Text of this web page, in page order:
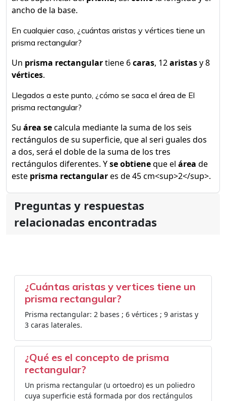
ancho de la base.
En cualquier caso, ¿cuántas aristas y vértices tiene un
prisma rectangular?
Un prisma rectangulartiene 6caras, 12aristasy 8
vértices.
Llegados a este punto, ¿cómo se saca el área de El
prisma rectangular?
Su área secalcula mediante la suma de los seis
rectángulos de su superficie, que al seri guales dos
a dos, será el doble de la suma de los tres
rectángulos diferentes. Yse obtieneque el área de
este prisma rectangulares de 45 cm<sup>2</sup>.
Preguntas y respuestas
relacionadas encontradas
¿Cuántas aristas y vertices tiene un
prisma rectangular?
Prisma rectangular: 2 bases ; 6 vértices ; 9 aristas y
3 caras laterales.
¿Qué es el concepto de prisma
rectangular?
Un prisma rectangular (u ortoedro) es un poliedro
cuya superficie está formada por dos rectángulos